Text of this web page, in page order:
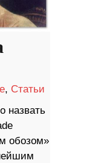
, Статьи
назвать
обозом»